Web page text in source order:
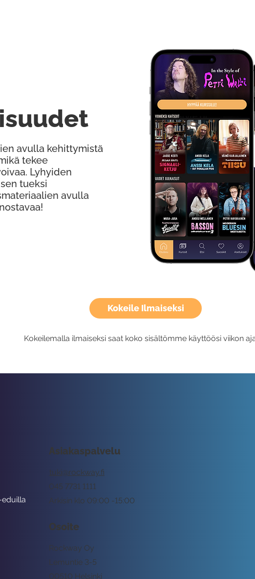
Kokeile Ilmaiseksi
Kokeilemalla ilmaiseksi saat koko sisältömme käyttöösi viikon
avulla kehittymistä
tekee
Lyhyiden
tueksi
avulla
Asiakaspalvelu
tuki@rockway.fi
Arkisin klo 09:00 -15:00
045 7731 1111
Osoite
Rockway Oy
Lemuntie 3-5
00510 Helsinki